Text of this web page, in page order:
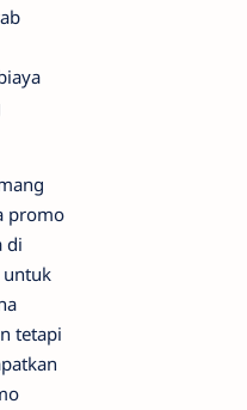
promo
di
untuk
tetapi